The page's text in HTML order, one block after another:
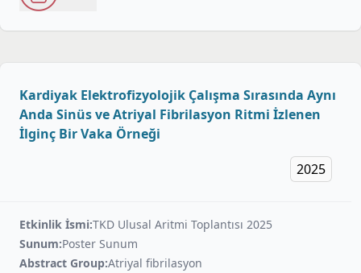
Kardiyak Elektrofizyolojik Çalışma Sırasında Aynı
Anda Sinüs ve Atriyal Fibrilasyon Ritmi İzlenen
İlginç Bir Vaka Örneği
2025
Etkinlik İsmi:TKD Ulusal Aritmi Toplantısı 2025
Sunum:Poster Sunum
Abstract Group:Atriyal fibrilasyon